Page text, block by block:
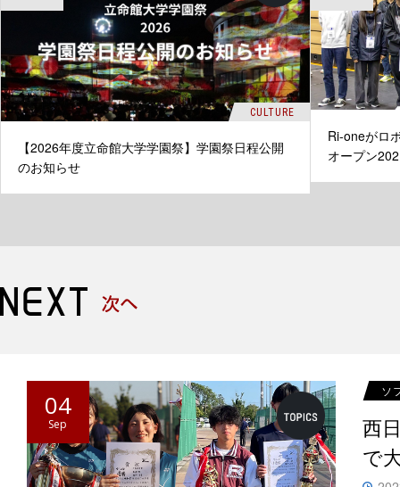
CULTURE
【2026年度立命館大学学園祭】学園祭日程公開
のお知らせ
Ri-oneがロ
オープン
04
Sep
ソ
西
で